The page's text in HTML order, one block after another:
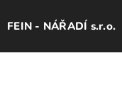
FEIN - NÁŘADÍ s.r.o.